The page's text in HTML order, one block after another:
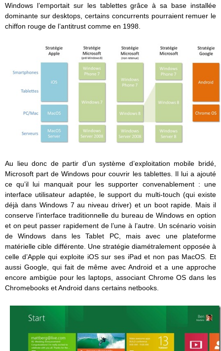
Windows l’emportait sur les tablettes grâce à sa base installée
dominante sur desktops, certains concurrents pourraient remuer le
chiffon rouge de l’antitrust comme en 1998.
Au lieu donc de partir d’un système d’exploitation mobile bridé,
Microsoft part de Windows pour couvrir les tablettes. Il lui a ajouté
ce qu’il lui manquait pour les supporter convenablement : une
interface utilisateur adaptée, le support du multi-touch (qui existe
déjà dans Windows 7 au niveau driver) et un boot rapide. Mais il
conserve l’interface traditionnelle du bureau de Windows en option
et on peut passer rapidement de l’une à l’autre. Un scénario voisin
de Windows dans les Tablet PC, mais avec une plateforme
matérielle cible différente. Une stratégie diamétralement opposée à
celle d’Apple qui exploite iOS sur ses iPad et non pas MacOS. Et
aussi Google, qui fait de même avec Android et a une approche
encore ambigüe pour les laptops, associant Chrome OS dans les
Chromebooks et Android dans certains netbooks.